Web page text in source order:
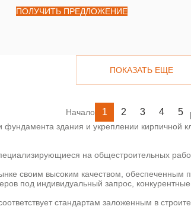
ПОЛУЧИТЬ ПРЕДЛОЖЕНИЕ
ПОКАЗАТЬ ЕЩЕ
Начало 1 2 3 4 5
здания и укреплении кирпичной
на общестроительных
своим высоким качеством,
под индивидуальный запрос,
стандартам заложенным в